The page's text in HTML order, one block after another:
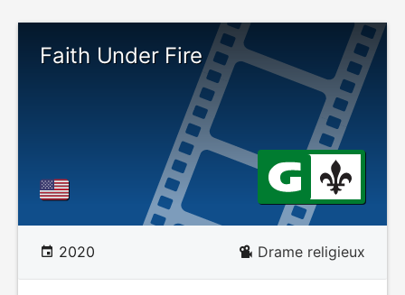
Faith Under Fire
2020 Drame religieux